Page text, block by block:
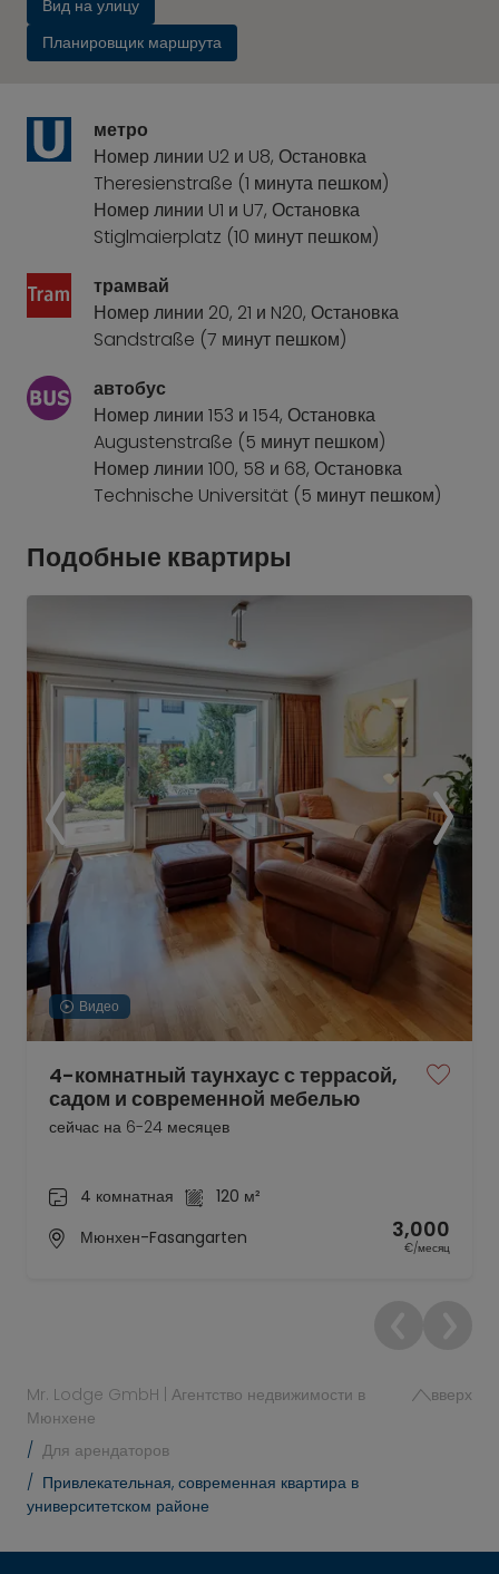
Вид на улицу
Планировщик маршрута
метро
Номер линии U2 и U8, Остановка
Theresienstraße (1 минута пешком)
Номер линии U1 и U7, Остановка
Stiglmaierplatz (10 минут пешком)
трамвай
Номер линии 20, 21 и N20, Остановка
Sandstraße (7 минут пешком)
автобус
Номер линии 153 и 154, Остановка
Augustenstraße (5 минут пешком)
Номер линии 100, 58 и 68, Остановка
Technische Universität (5 минут пешком)
Подобные квартиры
Видео
4-комнатный таунхаус с террасой,
садом и современной мебелью
сейчас на 6-24 месяцев
4 комнатная
120 м²
Мюнхен-Fasangarten
3,000
€/месяц
Mr. Lodge GmbH | Агентство недвижимости в
Мюнхене
Для арендаторов
Привлекательная, современная квартира в
университетском районе
вверх